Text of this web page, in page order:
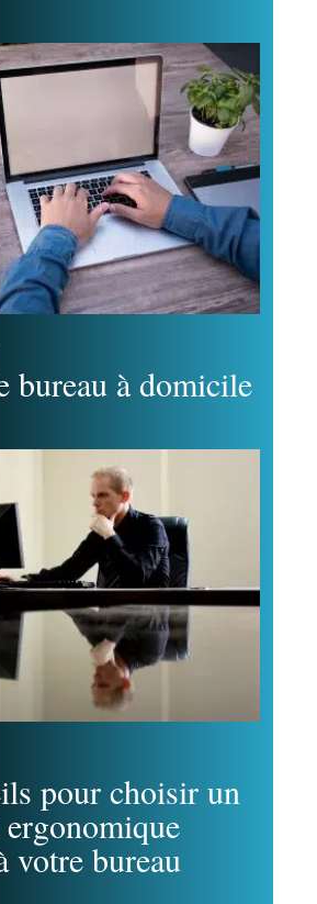
bureau à domicile
pour choisir un
votre bureau